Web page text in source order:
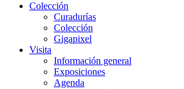
Colección
Curadurías
Colección
Gigapixel
Visita
Información general
Exposiciones
Agenda